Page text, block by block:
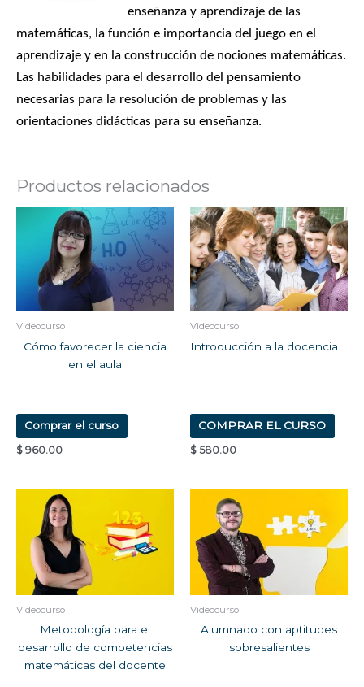
enseñanza y aprendizaje de las
matemáticas, la función e importancia del juego en el
aprendizaje y en la construcción de nociones matemáticas.
Las habilidades para el desarrollo del pensamiento
necesarias para la resolución de problemas y las
orientaciones didácticas para su enseñanza.
Productos relacionados
Videocurso
Cómo favorecer la ciencia
en el aula
Comprar el curso
$ 960.00
Videocurso
Introducción a la docencia
COMPRAR EL CURSO
$ 580.00
Videocurso
Metodología para el
desarrollo de competencias
matemáticas del docente
Videocurso
Alumnado con aptitudes
sobresalientes